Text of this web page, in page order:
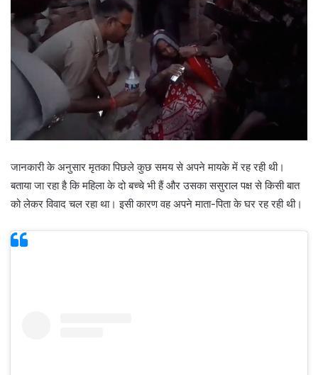
जानकारी के अनुसार मृतका पिछले कुछ समय से अपने मायके में रह रही थी।
बताया जा रहा है कि महिला के दो बच्चे भी हैं और उसका ससुराल पक्ष से किसी बात
को लेकर विवाद चल रहा था। इसी कारण वह अपने माता-पिता के घर रह रही थी।